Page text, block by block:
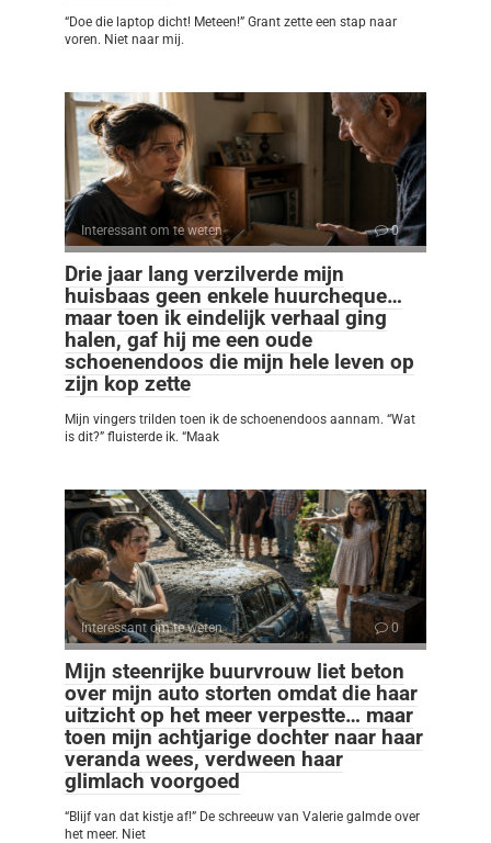
“Doe die laptop dicht! Meteen!” Grant zette een stap naar
voren. Niet naar mij.
Interessant om te weten 0
Drie jaar lang verzilverde mijn
huisbaas geen enkele huurcheque…
maar toen ik eindelijk verhaal ging
halen, gaf hij me een oude
schoenendoos die mijn hele leven op
zijn kop zette
Mijn vingers trilden toen ik de schoenendoos aannam. “Wat
is dit?” fluisterde ik. “Maak
Interessant om te weten 0
Mijn steenrijke buurvrouw liet beton
over mijn auto storten omdat die haar
uitzicht op het meer verpestte… maar
toen mijn achtjarige dochter naar haar
veranda wees, verdween haar
glimlach voorgoed
“Blijf van dat kistje af!” De schreeuw van Valerie galmde over
het meer. Niet